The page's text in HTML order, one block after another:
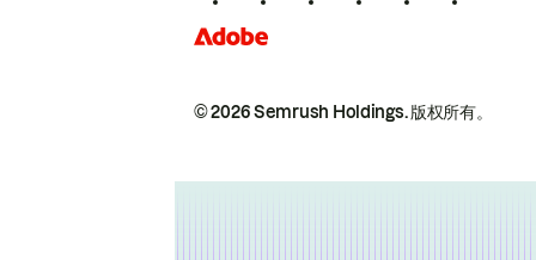
© 2026 Semrush Holdings.版权所有。